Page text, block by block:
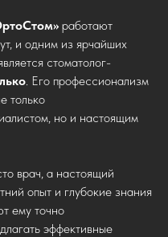
работают
и одним из ярчайших
стоматолог-
. Его профессионализм
только
но и настоящим
врач, а настоящий
опыт и глубокие знания
ему точно
эффективные